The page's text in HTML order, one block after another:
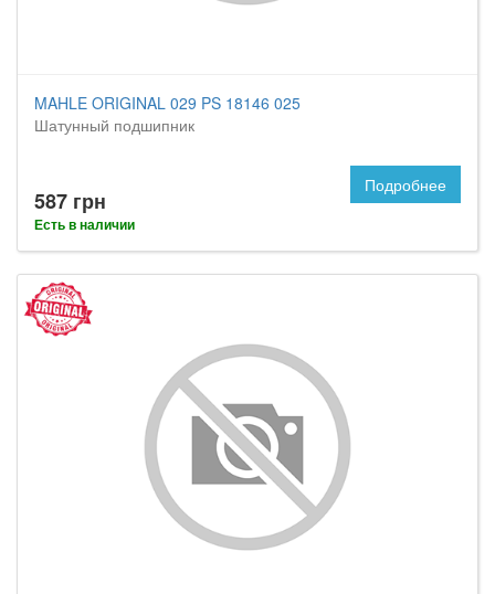
MAHLE ORIGINAL 029 PS 18146 025
Шатунный подшипник
587 грн
Есть в наличии
Подробнее